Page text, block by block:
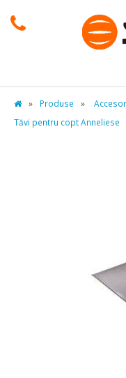
» Produse »
Tăvi pentru copt Anneliese